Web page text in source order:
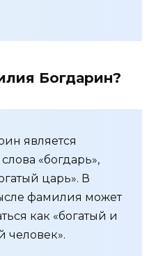
Богдарин?
является
«богдарь»,
царь». В
фамилия может
как «богатый и
человек».